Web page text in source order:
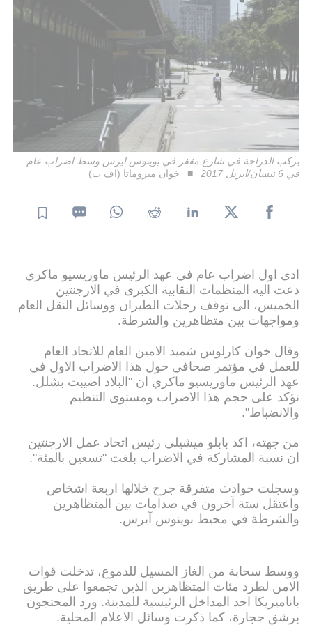
يركب الدراجة في شارع مقفر في بوينوس ايرس وسط اضراب عام
في 6 نيسان/ابريل 2017
خوان مبروماتا (اف ب)
ادى اول اضراب عام في عهد الرئيس ماوريسيو ماكري
دعت اليه المنظمات النقابية الكبرى في الارجنتين
الخميس، الى توقف رحلات الطيران ووسائل النقل العام
ومواجهات بين متظاهرين والشرطة.
وقال خوان كارلوس شميد الامين العام للاتحاد العام
للعمل في مؤتمر صحافي حول هذا الاضراب الاول في
عهد الرئيس ماوريسيو ماكري ان "البلاد اصيبت بشلل.
نؤكد على حجم هذا الاضراب ومستوى التنظيم
والانضباط".
من جهته، اكد بابلو ميشيلي رئيس اتحاد عمل الارجنتين
ان نسبة المشاركة في الاضراب بلغت "تسعين بالمئة".
وسجلت حوادث متفرقة جرح خلالها اربعة اشخاص
واعتقل ستة آخرون في صدامات بين المتظاهرين
والشرطة في محيط بوينوس آيرس.
ووسط سحابة من الغاز المسيل للدموع، تدخلت قوات
الامن لطرد مئات المتظاهرين الذين تجمعوا على طريق
باناميريكا احد المداخل الرئيسية للمدينة. ورد المحتجون
برشق حجارة، كما ذكرت وسائل الاعلام المحلية.